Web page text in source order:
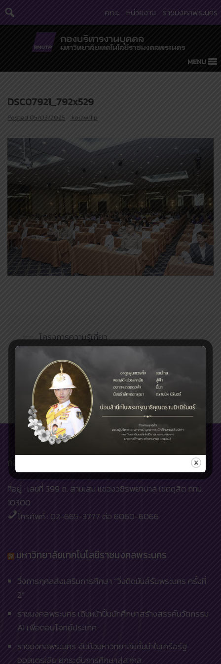
Skip
คณะ หน่วยงาน ราชมงคลพระนคร
MENU
DSC07921_792x529
Posted 05/03/2025 korawit.p
Post
navigation
⟵ โครงการความรู้เกี่ยว
จรรยาบรรณ
กองบริหารงานบุคคล
ที่อยู่ : เลขที่ 399 ถ. สามเสน แขวงวชิรพยาบาล เขตดุสิต กทม.
10300
โทรศัพท์ : 02-665-3777 ต่อ 6060-6066
มหาวิทยาลัยเทคโนโลยีราชมงคลพระนคร
วิ่งการกุศลส่งเสริมการศึกษา “วิ่งติดมันส์รันพระนคร ครั้งที่
2”
ราชมงคลพระนคร เดินหน้าปั้นนักศึกษาสร้างสรรค์นวัตกรรม
AI เพื่อตอบโจทย์ประเทศ
ราชมงคลพระนคร จับมือมหาวิทยาลัยชั้นนำในเครือรัฐ
ออสเตรเลีย ยกระดับการศึกษาสู่สากล